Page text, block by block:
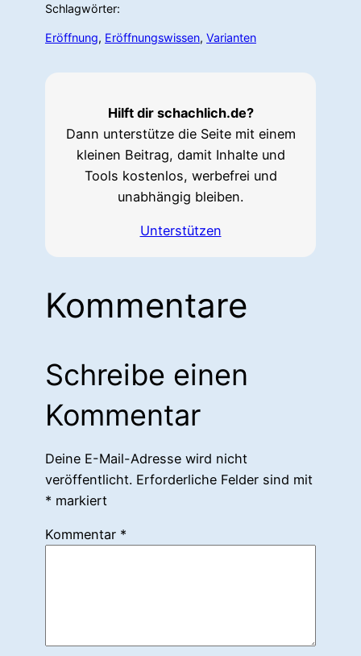
Schlagwörter:
Eröffnung, Eröffnungswissen, Varianten
Hilft dir schachlich.de?
Dann unterstütze die Seite mit einem
kleinen Beitrag, damit Inhalte und
Tools kostenlos, werbefrei und
unabhängig bleiben.
Unterstützen
Kommentare
Schreibe einen
Kommentar
Deine E-Mail-Adresse wird nicht
veröffentlicht. Erforderliche Felder sind mit
* markiert
Kommentar *